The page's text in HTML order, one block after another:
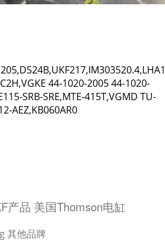
44-1020-2005 44-1020-
SRB-SRE,MTE-415T,VGMD TU-
AEZ,KB060AR0
产品 美国Thomson电缸
其他品牌